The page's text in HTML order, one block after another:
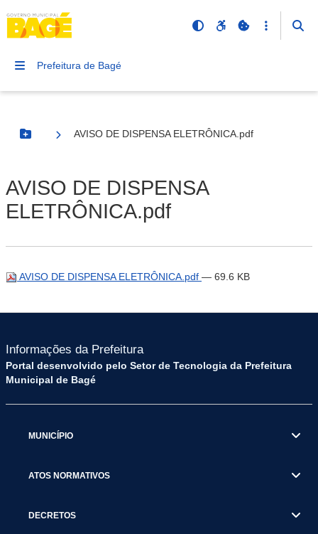
Prefeitura de Bagé
Botão Menu
AVISO DE DISPENSA ELETRÔNICA.pdf
AVISO DE DISPENSA
ELETRÔNICA.pdf
AVISO DE DISPENSA ELETRÔNICA.pdf — 69.6 KB
Informações da Prefeitura
Portal desenvolvido pelo Setor de Tecnologia da Prefeitura
Municipal de Bagé
MUNICÍPIO
ATOS NORMATIVOS
DECRETOS